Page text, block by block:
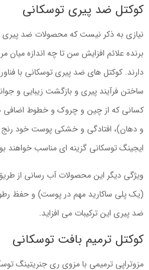
کوکتل ضد پیری توسکانی
نیازی به ذکر نیست که محصولات ضد پیری
برنده علائم افزایش سن تا چه اندازه میان
دارند. کوکتل های ضد پیری توسکانی با
ساختن فرآیند پیری و بازگشت زیبایی و
کسانی که از چین و چروک و خطوط
و دهان)، افتادگی و خشکی پوست خود رنج
ایجینگ توسکانی گزینه ای مناسب خواهند
ویژگی دیگر این محصولات آب رسانی از
(یک پلی ساکارید مهم در پوست) و حفظ
ضد پیری این ترکیبات می افزاید.
کوکتل ترمیم بافت توسکانی
مزوتراپی ترمیمی با مزوی ری جنریتینگ